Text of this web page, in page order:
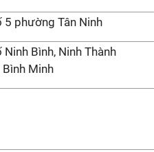
5 phường Tân Ninh
Ninh Bình, Ninh Thành
Minh